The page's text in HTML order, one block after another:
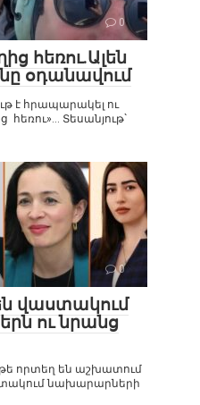
0
հեռու.Ալեն
օդանավում
է հրապարակել ու
հեռու»… Տեսանյութ`
0
վաստակում
ու նրանց
թե որտեղ են աշխատում
նախարարների